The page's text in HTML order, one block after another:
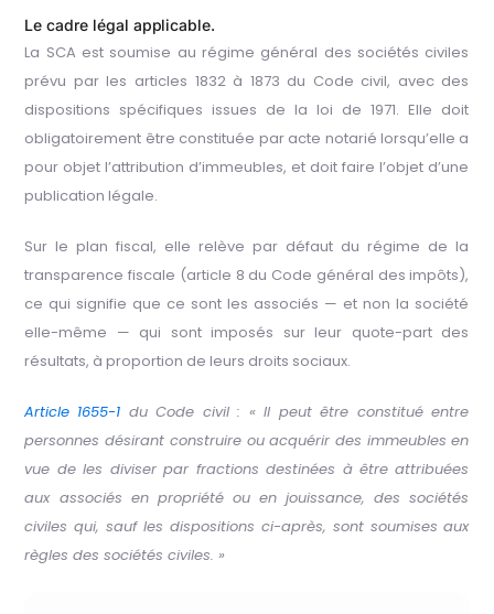
Le cadre légal applicable.
La SCA est soumise au régime général des sociétés civiles
prévu par les articles 1832 à 1873 du Code civil, avec des
dispositions spécifiques issues de la loi de 1971. Elle doit
obligatoirement être constituée par acte notarié lorsqu’elle a
pour objet l’attribution d’immeubles, et doit faire l’objet d’une
publication légale.
Sur le plan fiscal, elle relève par défaut du régime de la
transparence fiscale (article 8 du Code général des impôts),
ce qui signifie que ce sont les associés — et non la société
elle-même — qui sont imposés sur leur quote-part des
résultats, à proportion de leurs droits sociaux.
Article 1655-1 du Code civil : « Il peut être constitué entre
personnes désirant construire ou acquérir des immeubles en
vue de les diviser par fractions destinées à être attribuées
aux associés en propriété ou en jouissance, des sociétés
civiles qui, sauf les dispositions ci-après, sont soumises aux
règles des sociétés civiles. »